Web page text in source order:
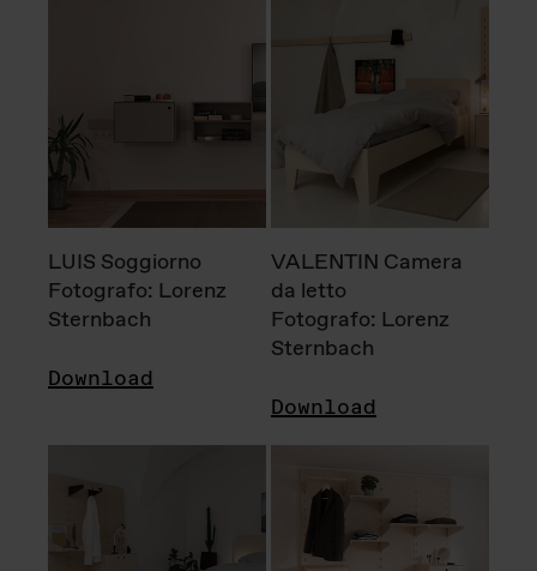
LUIS Soggiorno
Fotografo: Lorenz
Sternbach
Download
VALENTIN Camera
da letto
Fotografo: Lorenz
Sternbach
Download